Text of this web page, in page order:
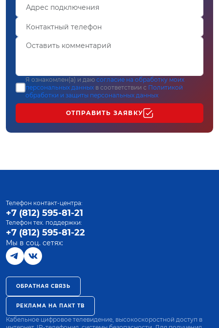
Я ознакомлен(а) и даю согласие на обработку моих
персональных данных в соответствии с Политикой
обработки и защиты персональных данных
ОТПРАВИТЬ ЗАЯВКУ
Телефон контакт-центра:
+7 (812) 595-81-21
Телефон тех. поддержки:
+7 (812) 595-81-22
Мы в соц. сетях:
ОБРАТНАЯ СВЯЗЬ
РЕКЛАМА НА ПАКТ ТВ
Кабельное цифровое телевидение, высокоскоростной доступ в